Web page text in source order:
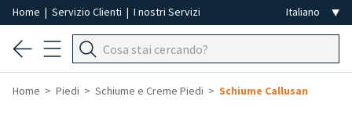
Home | Servizio Clienti | I nostri Servizi
Home Piedi Schiume e Creme Piedi Schiume Callusan